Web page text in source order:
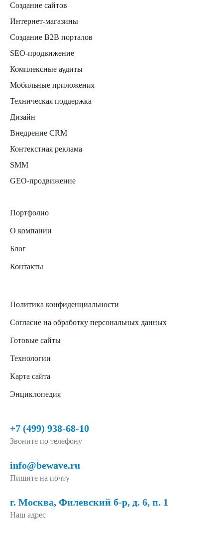
Создание сайтов
Интернет-магазины
Создание B2B порталов
SEO-продвижение
Комплексные аудиты
Мобильные приложения
Техническая поддержка
Дизайн
Внедрение CRM
Контекстная реклама
SMM
GEO-продвижение
Портфолио
О компании
Блог
Контакты
Политика конфиденциальности
Согласие на обработку персональных данных
Готовые сайты
Технологии
Карта сайта
Энциклопедия
+7 (499) 938-68-10
Звоните по телефону
info@bewave.ru
Пишите на почту
г. Москва, Филевский б-р, д. 6, п. 1
Наш адрес